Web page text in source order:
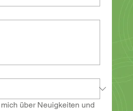
über Neuigkeiten und